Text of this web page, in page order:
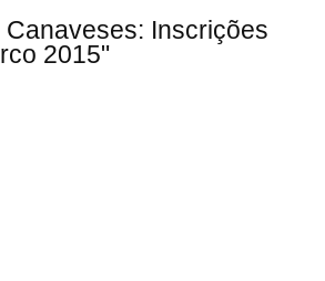
Inscrições
2015"